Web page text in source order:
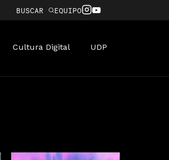
BUSCAR EQUIPO
Cultura Digital UDP